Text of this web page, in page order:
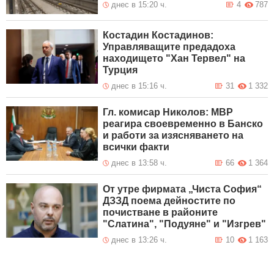
днес в 15:20 ч. 787
4
Костадин Костадинов:
Управляващите предадоха
находището "Хан Тервел" на
Турция
днес в 15:16 ч. 1 332
31
Гл. комисар Николов: МВР
реагира своевременно в Банско
и работи за изясняването на
всички факти
днес в 13:58 ч. 1 364
66
От утре фирмата „Чиста София“
ДЗЗД поема дейностите по
почистване в районите
"Слатина", "Подуяне" и "Изгрев"
днес в 13:26 ч. 1 163
10